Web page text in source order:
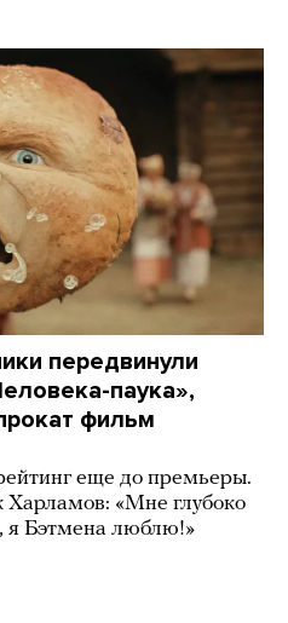
передвинули
паука»,
фильм
еще до премьеры.
«Мне глубоко
я Бэтмена люблю!»